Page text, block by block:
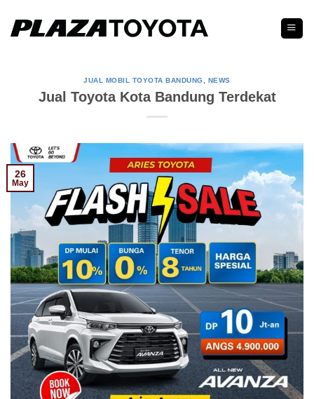
content
JUAL MOBIL TOYOTA BANDUNG NEWS
Jual Toyota Kota Bandung Terdekat
26
May